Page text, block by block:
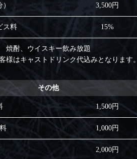
3,500円
ス料 15%
焼酎、ウイスキー飲み放題
様はキャストドリンク代込みとなります。
その他
1,500円
1,000円
2,000円